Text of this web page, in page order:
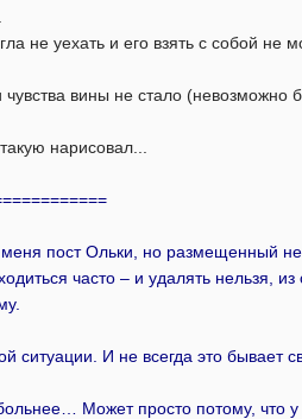
не уехать и его взять с собой не
вины не стало (невозможно
нарисовал...
меня пост Ольки, но размещенный
часто – и удалять нельзя,
ситуации. И не всегда это
Может просто потому, что